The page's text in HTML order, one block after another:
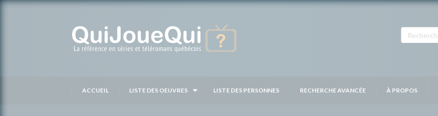
ACCUEIL LISTE DES OEUVRES LISTE DES PERSONNES RECHERCHE AVANCÉE À PROPOS